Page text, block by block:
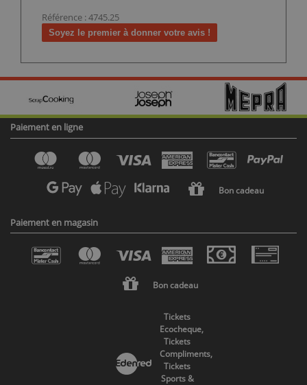
Référence : 4745.25
Soyez le premier à donner votre avis !
Paiement en ligne
Bon cadeau
Paiement en magasin
Bon cadeau
Tickets
Ecocheque,
Tickets
Compliments,
Tickets
Sports &